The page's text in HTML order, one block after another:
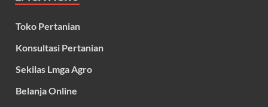
Toko Pertanian
Konsultasi Pertanian
Sekilas Lmga Agro
Belanja Online